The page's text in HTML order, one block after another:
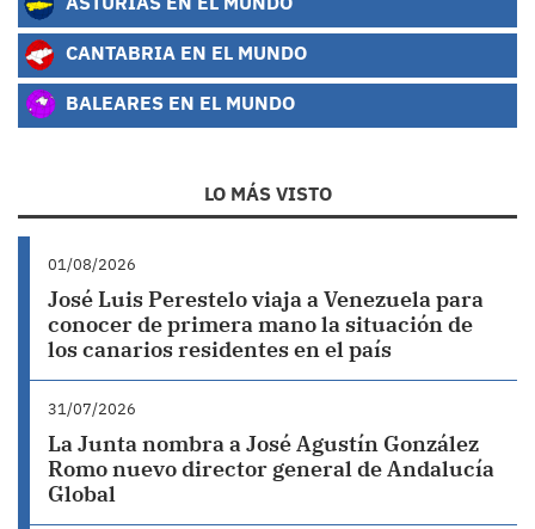
CANTABRIA EN EL MUNDO
BALEARES EN EL MUNDO
LO MÁS VISTO
01/08/2026
José Luis Perestelo viaja a Venezuela para
conocer de primera mano la situación de
los canarios residentes en el país
31/07/2026
La Junta nombra a José Agustín González
Romo nuevo director general de Andalucía
Global